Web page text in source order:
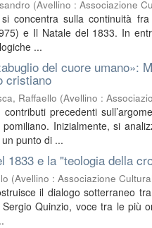
(Avellino : Associazione
concentra sulla continuità
e Il Natale del 1833. In
...
del cuore umano»:
cristiano
Raffaello (Avellino :
precedenti
pomiliano. Inizialmente, si
punto di ...
1833 e la "teologia della
(Avellino : Associazione
il dialogo sotterraneo
Quinzio, voce tra le più